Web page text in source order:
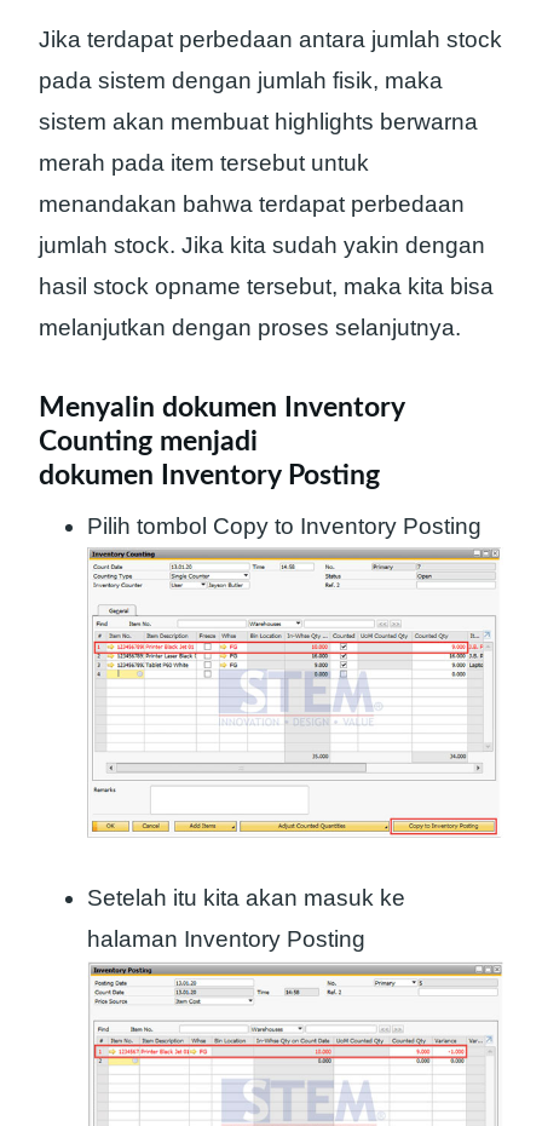
Jika terdapat perbedaan antara jumlah stock
pada sistem dengan jumlah fisik, maka
sistem akan membuat highlights berwarna
merah pada item tersebut untuk
menandakan bahwa terdapat perbedaan
jumlah stock. Jika kita sudah yakin dengan
hasil stock opname tersebut, maka kita bisa
melanjutkan dengan proses selanjutnya.
Menyalin dokumen Inventory
Counting menjadi
dokumen Inventory Posting
Pilih tombol Copy to Inventory Posting
Setelah itu kita akan masuk ke
halaman Inventory Posting